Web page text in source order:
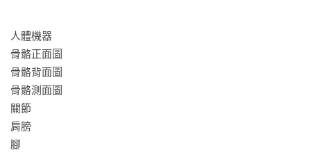
製作和角色設計，還有概念藝術家，以及插畫、繪本、遊戲美
術創作者，只要有關角色創作的相關從業人員或學習者應該都
可以從中得到啟發。」——張晏榕 臺灣師範大學圖文傳播系副
教授
「對於想學習美式漫畫風格的讀者，艾斯納可說是不二人
選。」——陳筱涵 時事諷刺漫畫家
人體機器
骨骼正面圖
骨骼背面圖
骨骼測面圖
關節
肩膀
腳